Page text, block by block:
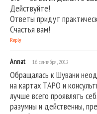
Действуйте!
Ответы придут
Счастья вам!
Reply
Annat 16 сентября, 2012
Обращалась к Шувани
на картах ТАРО и
лучше всего проявлять
разумны и действенны,